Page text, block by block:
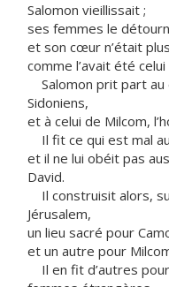
Salomon vieillissait ;
ses femmes le
et son cœur n’était
comme l’avait été
Salomon prit part au
Sidoniens,
et à celui de Milcom,
Il fit ce qui est mal
et il ne lui obéit pas
David.
Il construisit alors,
Jérusalem,
un lieu sacré pour
et un autre pour
Il en fit d’autres